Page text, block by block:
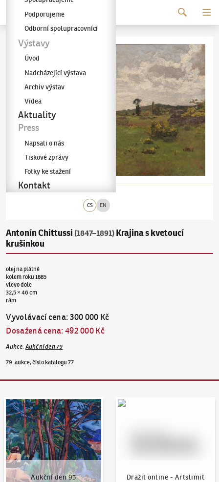
Galerie KODL
CS EN
Podporujeme
Odborní spolupracovníci
Výstavy
Úvod
Nadcházející výstava
Archiv výstav
Videa
Aktuality
Press
Napsali o nás
Tiskové zprávy
Fotky ke stažení
Kontakt
Antonín Chittussi (1847–1891) Krajina s kvetoucí
krušinkou
olej na plátně
kolem roku 1885
vlevo dole
32,5 × 46 cm
rám
Vyvolávací cena:300 000 Kč
Dosažená cena:492 000 Kč
Aukce: Aukční den 79
79. aukce, číslo katalogu 77
Aukční den 95
Aukční den 95
Dražit online - Artslimit
Dražit online - Artslimit